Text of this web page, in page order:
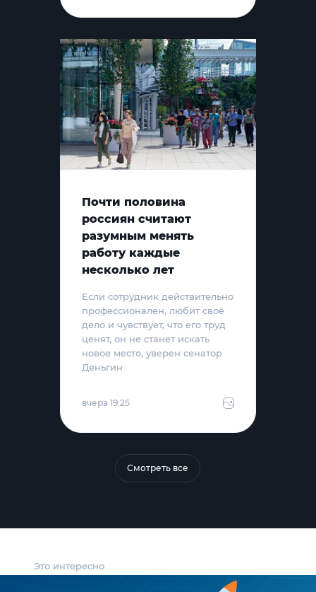
Это интересно
Почти половина
россиян считают
разумным менять
работу каждые
несколько лет
Если сотрудник действительно
профессионален, любит своё
дело и чувствует, что его труд
ценят, он не станет искать
новое место, уверен сенатор
Деньгин
вчера 19:25
Смотреть все